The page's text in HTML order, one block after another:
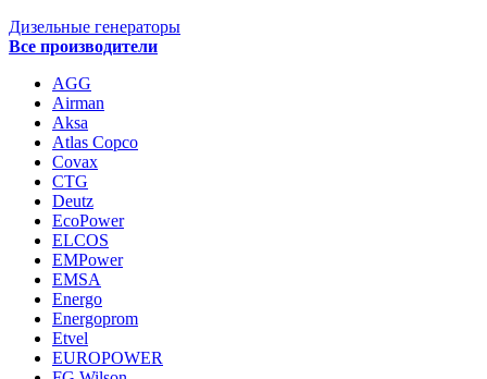
Дизельные генераторы
Все производители
AGG
Airman
Aksa
Atlas Copco
Covax
CTG
Deutz
EcoPower
ELCOS
EMPower
EMSA
Energo
Energoprom
Etvel
EUROPOWER